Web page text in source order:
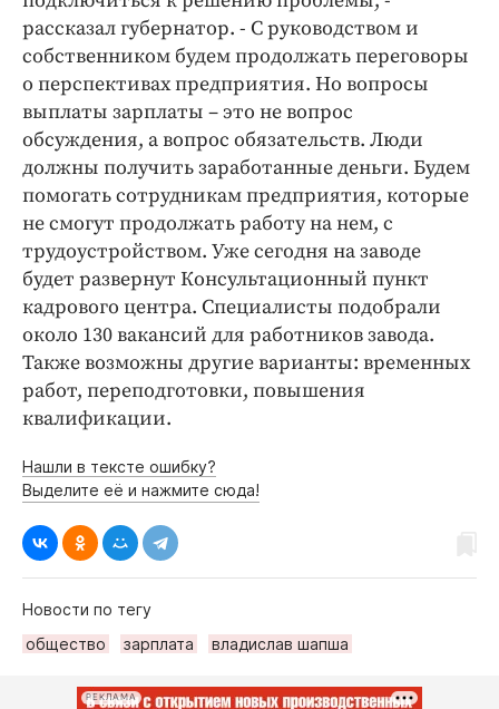
рассказал губернатор. - С руководством и
собственником будем продолжать переговоры
о перспективах предприятия. Но вопросы
выплаты зарплаты – это не вопрос
обсуждения, а вопрос обязательств. Люди
должны получить заработанные деньги. Будем
помогать сотрудникам предприятия, которые
не смогут продолжать работу на нем, с
трудоустройством. Уже сегодня на заводе
будет развернут Консультационный пункт
кадрового центра. Специалисты подобрали
около 130 вакансий для работников завода.
Также возможны другие варианты: временных
работ, переподготовки, повышения
квалификации.
Нашли в тексте ошибку?
Выделите её и нажмите сюда!
Новости по тегу
общество
зарплата владислав шапша
РЕКЛАМА